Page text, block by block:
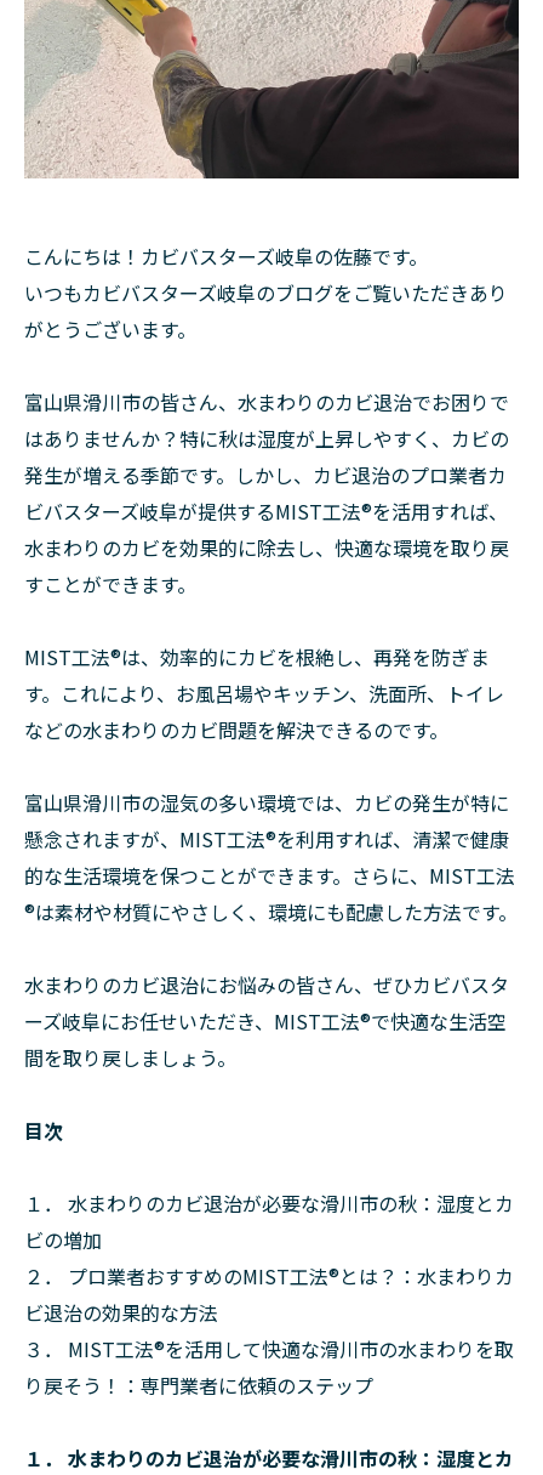
こんにちは！カビバスターズ岐阜の佐藤です。
いつもカビバスターズ岐阜のブログをご覧いただきあり
がとうございます。
富山県滑川市の皆さん、水まわりのカビ退治でお困りで
はありませんか？特に秋は湿度が上昇しやすく、カビの
発生が増える季節です。しかし、カビ退治のプロ業者カ
ビバスターズ岐阜が提供するMIST工法®を活用すれば、
水まわりのカビを効果的に除去し、快適な環境を取り戻
すことができます。
MIST工法®は、効率的にカビを根絶し、再発を防ぎま
す。これにより、お風呂場やキッチン、洗面所、トイレ
などの水まわりのカビ問題を解決できるのです。
富山県滑川市の湿気の多い環境では、カビの発生が特に
懸念されますが、MIST工法®を利用すれば、清潔で健康
的な生活環境を保つことができます。さらに、MIST工法
®は素材や材質にやさしく、環境にも配慮した方法です。
水まわりのカビ退治にお悩みの皆さん、ぜひカビバスタ
ーズ岐阜にお任せいただき、MIST工法®で快適な生活空
間を取り戻しましょう。
目次
１． 水まわりのカビ退治が必要な滑川市の秋：湿度とカ
ビの増加
２． プロ業者おすすめのMIST工法®とは？：水まわりカ
ビ退治の効果的な方法
３． MIST工法®を活用して快適な滑川市の水まわりを取
り戻そう！：専門業者に依頼のステップ
１． 水まわりのカビ退治が必要な滑川市の秋：湿度とカ